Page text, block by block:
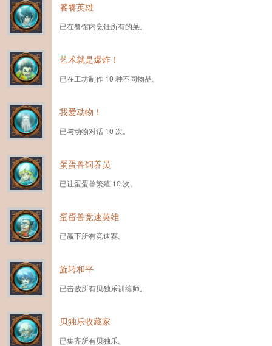
饕餮英雄
已在餐馆内烹饪所有的菜。
艺术就是爆炸！
已在工坊制作 10 种不同物品。
我爱动物！
已与动物对话 10 次。
蛋蛋兽饲养员
已让蛋蛋兽繁殖 10 次。
蛋蛋兽竞速英雄
已赢下所有竞速赛。
旋转和平
已击败所有贝独乐训练师。
贝独乐收藏家
已集齐所有贝独乐。